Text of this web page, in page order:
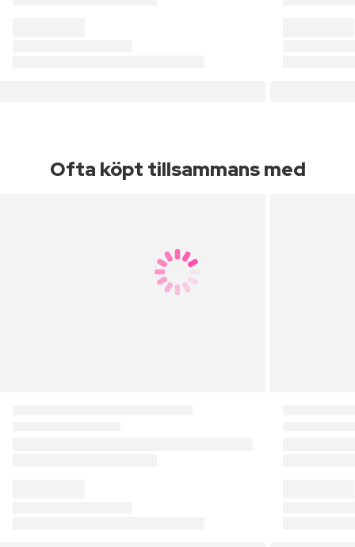
Ofta köpt tillsammans med